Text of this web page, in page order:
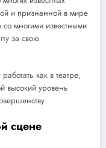
и признанной в мире
многими известными
за свою
как в театре,
высокий уровень
сцене